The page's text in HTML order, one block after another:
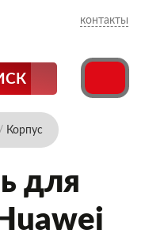
контакты
Корпус
для